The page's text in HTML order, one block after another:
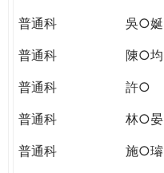
普通科
吳○娫
普通科
陳○均
普通科
許○
普通科
林○晏
普通科
施○璿